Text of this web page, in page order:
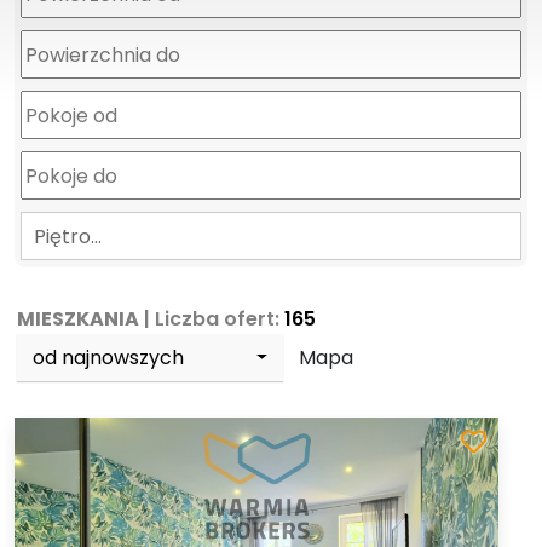
Piętro…
MIESZKANIA | Liczba ofert:165
od najnowszych
Mapa